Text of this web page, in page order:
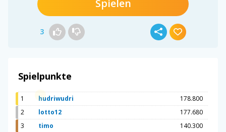
Spielen
3
Spielpunkte
1 hudriwudri
178.800
2
lotto12
177.680
3
timo
140.300